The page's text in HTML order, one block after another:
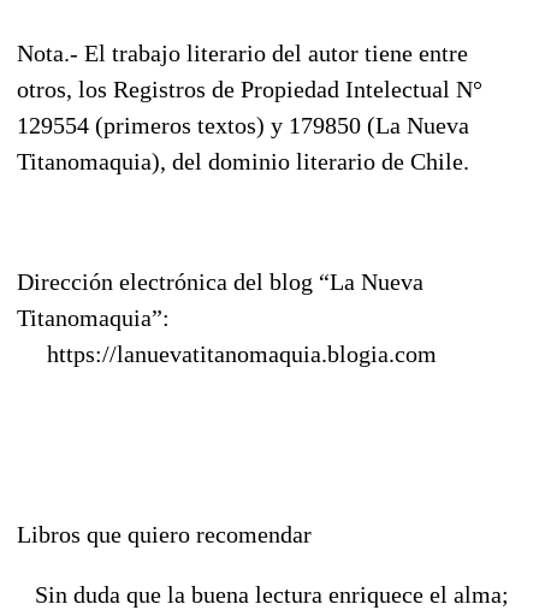
Nota.- El trabajo literario del autor tiene entre
otros, los Registros de Propiedad Intelectual N°
129554 (primeros textos) y 179850 (La Nueva
Titanomaquia), del dominio literario de Chile.
Dirección electrónica del blog “La Nueva
Titanomaquia”:
https://lanuevatitanomaquia.blogia.com
Libros que quiero recomendar
Sin duda que la buena lectura enriquece el alma;